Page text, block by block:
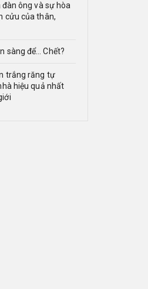
đàn ông và sự hòa
cửu của thân,
sàng để… Chết?
trắng răng tự
hiệu quả nhất